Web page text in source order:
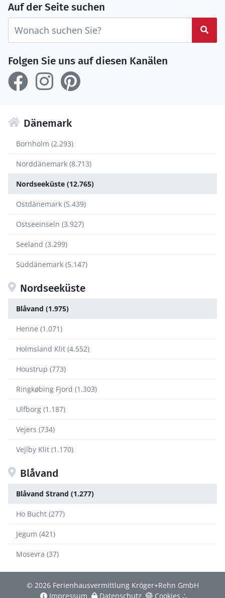
Auf der Seite suchen
Folgen Sie uns auf diesen Kanälen
Dänemark
Bornholm (2.293)
Norddänemark (8.713)
Nordseeküste (12.765)
Ostdänemark (5.439)
Ostseeinseln (3.927)
Seeland (3.299)
Süddänemark (5.147)
Nordseeküste
Blåvand (1.975)
Henne (1.071)
Holmsland Klit (4.552)
Houstrup (773)
Ringkøbing Fjord (1.303)
Ulfborg (1.187)
Vejers (734)
Vejlby Klit (1.170)
Blåvand
Blåvand Strand (1.277)
Ho Bucht (277)
Jegum (421)
Mosevra (37)
© 2026 Ferienhausvermittlung Kröger+Rehn GmbH
Impressum
Datenschutz Cookies ∴